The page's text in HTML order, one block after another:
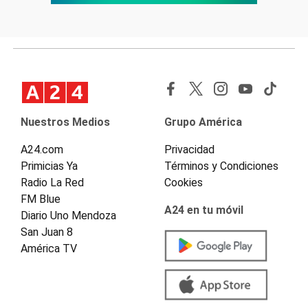
Nuestros Medios
A24.com
Primicias Ya
Radio La Red
FM Blue
Diario Uno Mendoza
San Juan 8
América TV
Grupo América
Privacidad
Términos y Condiciones
Cookies
A24 en tu móvil